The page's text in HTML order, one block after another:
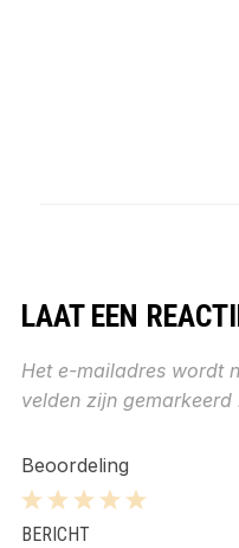
LAAT EEN
Het e-mailadres wordt
velden zijn gemarkeerd
Beoordeling
3
2
1
BERICHT